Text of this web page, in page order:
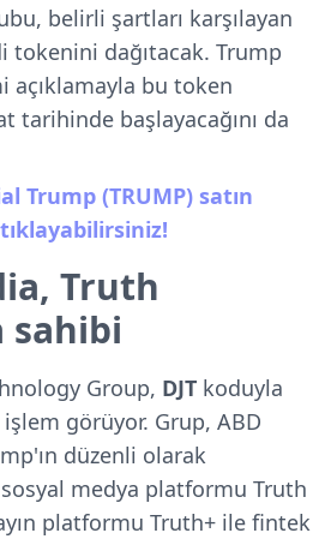
belirli şartları karşılayan
tokenini dağıtacak. Trump
açıklamayla bu token
tarihinde başlayacağını da
Trump (TRUMP) satın
Truth
sahibi
Group, DJT koduyla
görüyor. Grup, ABD
düzenli olarak
sosyal medya platformu Truth
platformu Truth+ ile fintek